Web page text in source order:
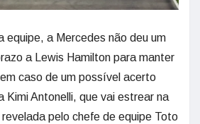
equipe, a Mercedes não deu um
a Lewis Hamilton para manter
caso de um possível acerto
Kimi Antonelli, que vai estrear na
pelo chefe de equipe Toto